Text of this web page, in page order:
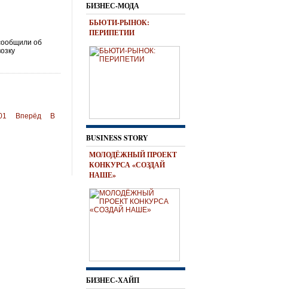
об
Вперёд
В
БИЗНЕС-МОДА
БЬЮТИ-РЫНОК:
ПЕРИПЕТИИ
BUSINESS STORY
МОЛОДЁЖНЫЙ ПРОЕКТ
КОНКУРСА «СОЗДАЙ
НАШЕ»
БИЗНЕС-ХАЙП